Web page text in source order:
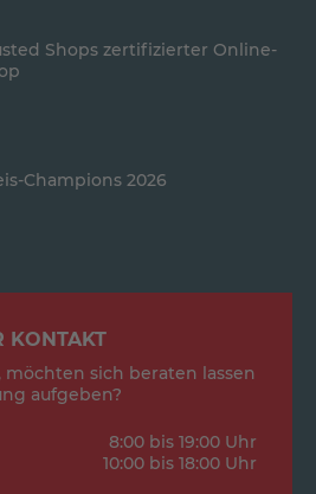
Shops zertifizierter Online-
Champions 2026
KONTAKT
möchten sich beraten lassen
aufgeben?
8:00 bis 19:00 Uhr
10:00 bis 18:00 Uhr